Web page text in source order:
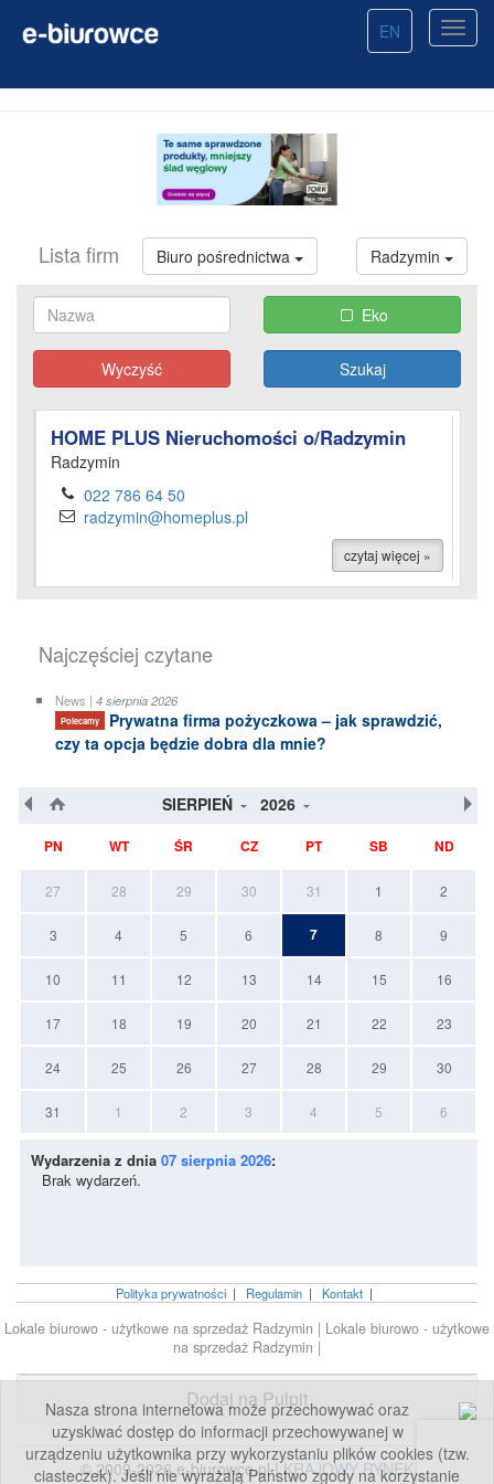
Nasza strona internetowa może przechowywać oraz
uzyskiwać dostęp do informacji przechowywanej w
urządzeniu użytkownika przy wykorzystaniu plików cookies (tzw.
ciasteczek). Jeśli nie wyrażają Państwo zgody na korzystanie
EN
Lista firm Biuro pośrednictwa Radzymin
Eko
Wyczyść
HOME PLUS Nieruchomości o/Radzymin
Radzymin
022 786 64 50
radzymin@homeplus.pl
czytaj więcej »
Najczęściej czytane
News | 4 sierpnia 2026
Polecamy
Prywatna firma pożyczkowa – jak sprawdzić,
czy ta opcja będzie dobra dla mnie?
SIERPIEŃ 2026
PN WT ŚR CZ PT SB ND
27 28 29 30 31 1 2
3 4 5 6 7 8 9
10 11 12 13 14 15 16
17 18 19 20 21 22 23
24 25 26 27 28 29 30
31 1 2 3 4 5 6
Wydarzenia z dnia 07 sierpnia 2026:
Brak wydarzeń.
Polityka prywatności| Regulamin| Kontakt|
Lokale biurowo - użytkowe na sprzedaż Radzymin | Lokale biurowo - użytkowe
na sprzedaż Radzymin |
Dodaj na Pulpit
© 2009-2026 e-biurowce.pl |KRAJOWY RYNEK